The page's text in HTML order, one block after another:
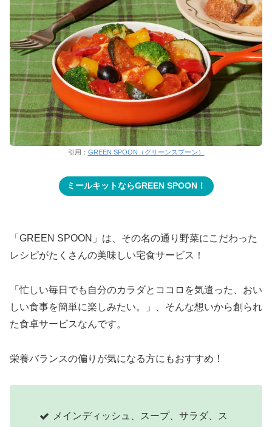
引用： GREEN SPOON（グリーンスプーン）
ミールキットならGREEN SPOON！
「GREEN SPOON」は、その名の通り野菜にこだわった
レシピがたくさんの美味しい宅食サービス！
「忙しい毎日でも自分のカラダとココロを気遣った、おい
しい食事を簡単に楽しみたい。」、そんな想いから創られ
た食卓サービスなんです。
栄養バランスの偏りが気になる方にもおすすめ！
メインディッシュ、スープ、サラダ、ス